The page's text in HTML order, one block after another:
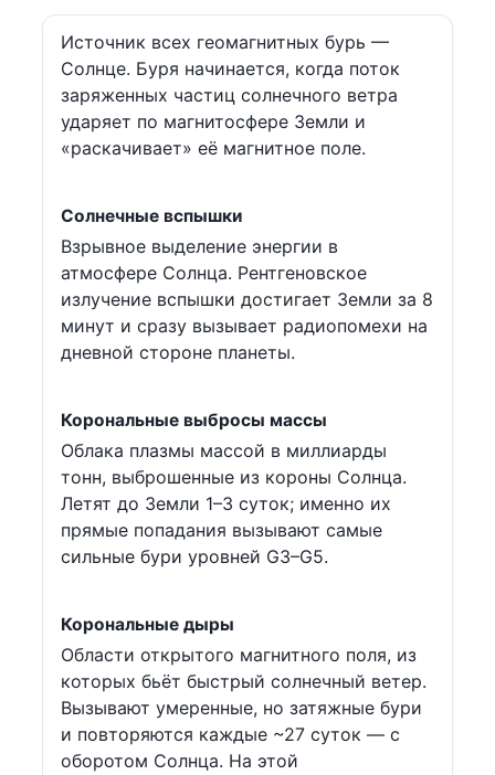
Источник всех геомагнитных бурь —
Солнце. Буря начинается, когда поток
заряженных частиц солнечного ветра
ударяет по магнитосфере Земли и
«раскачивает» её магнитное поле.
Солнечные вспышки
Взрывное выделение энергии в
атмосфере Солнца. Рентгеновское
излучение вспышки достигает Земли за 8
минут и сразу вызывает радиопомехи на
дневной стороне планеты.
Корональные выбросы массы
Облака плазмы массой в миллиарды
тонн, выброшенные из короны Солнца.
Летят до Земли 1–3 суток; именно их
прямые попадания вызывают самые
сильные бури уровней G3–G5.
Корональные дыры
Области открытого магнитного поля, из
которых бьёт быстрый солнечный ветер.
Вызывают умеренные, но затяжные бури
и повторяются каждые ~27 суток — с
оборотом Солнца. На этой